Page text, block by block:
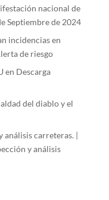
nacional de
Septiembre de 2024
incidencias en
de riesgo
en Descarga
del diablo y el
análisis carreteras. |
y análisis